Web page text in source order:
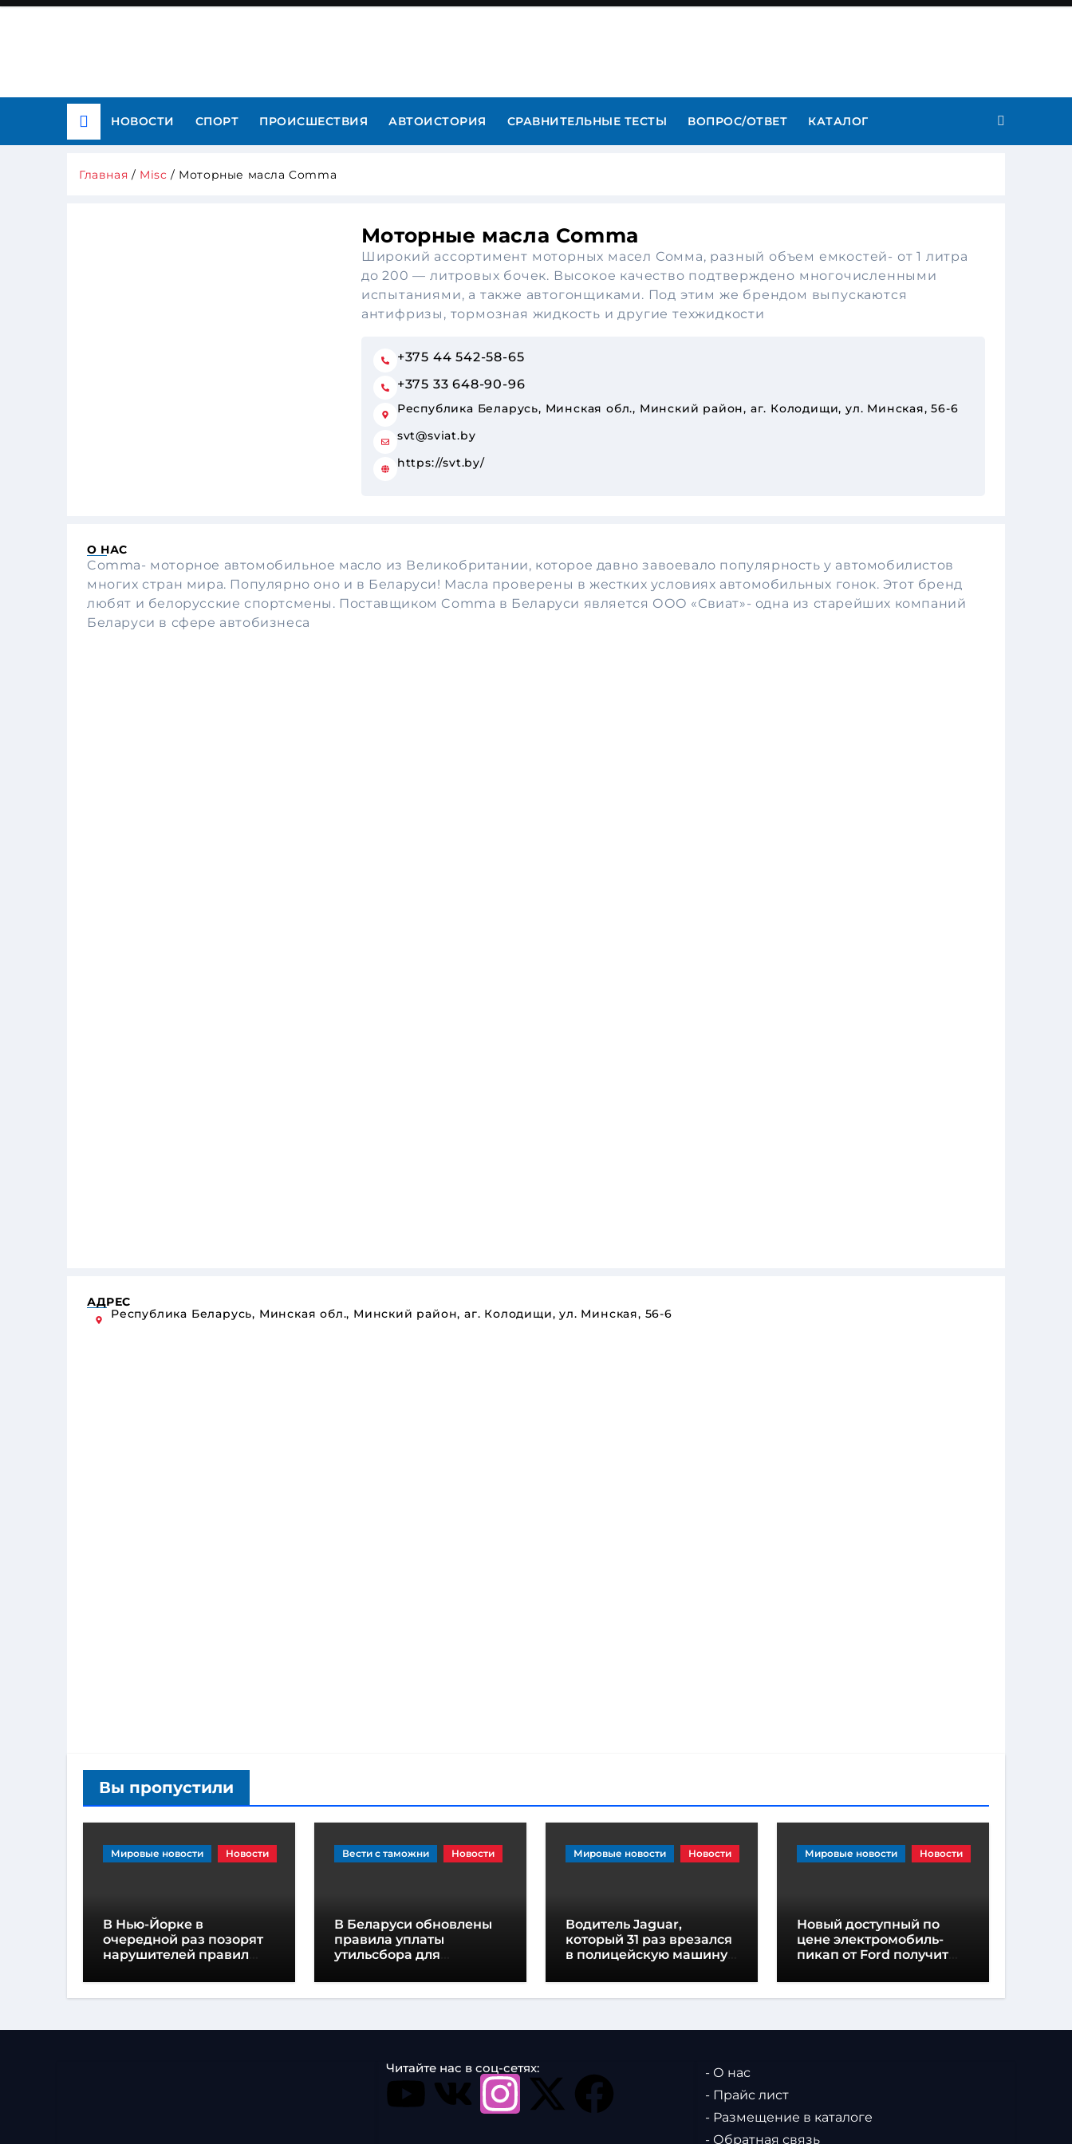
НОВОСТИ СПОРТ ПРОИСШЕСТВИЯ АВТОИСТОРИЯ СРАВНИТЕЛЬНЫЕ ТЕСТЫ ВОПРОС/ОТВЕТ КАТАЛОГ
Главная / Misc / Моторные масла Comma
Моторные масла Comma
Широкий ассортимент моторных масел Сомма, разный объем емкостей- от 1 литра
до 200 — литровых бочек. Высокое качество подтверждено многочисленными
испытаниями, а также автогонщиками. Под этим же брендом выпускаются
антифризы, тормозная жидкость и другие техжидкости
+375 44 542-58-65
+375 33 648-90-96
Республика Беларусь, Минская обл., Минский район, аг. Колодищи, ул. Минская, 56-6
svt@sviat.by
https://svt.by/
О НАС
Comma- моторное автомобильное масло из Великобритании, которое давно завоевало популярность у автомобилистов
многих стран мира. Популярно оно и в Беларуси! Масла проверены в жестких условиях автомобильных гонок. Этот бренд
любят и белорусские спортсмены. Поставщиком Comma в Беларуси является ООО «Свиат»- одна из старейших компаний
Беларуси в сфере автобизнеса
АДРЕС
Республика Беларусь, Минская обл., Минский район, аг. Колодищи, ул. Минская, 56-6
Вы пропустили
Мировые новости Новости
В Нью-Йорке в
очередной раз позорят
нарушителей правил
наклейками
Вести с таможни Новости
В Беларуси обновлены
правила уплаты
утильсбора для
шасси
Мировые новости Новости
Водитель Jaguar,
который 31 раз врезался
в полицейскую машину,
тюремному заключению
Мировые новости Новости
Новый доступный по
цене электромобиль-
пикап от Ford получит
Читайте нас в соц-сетях:
- О нас
- Прайс лист
- Размещение в каталоге
- Обратная связь